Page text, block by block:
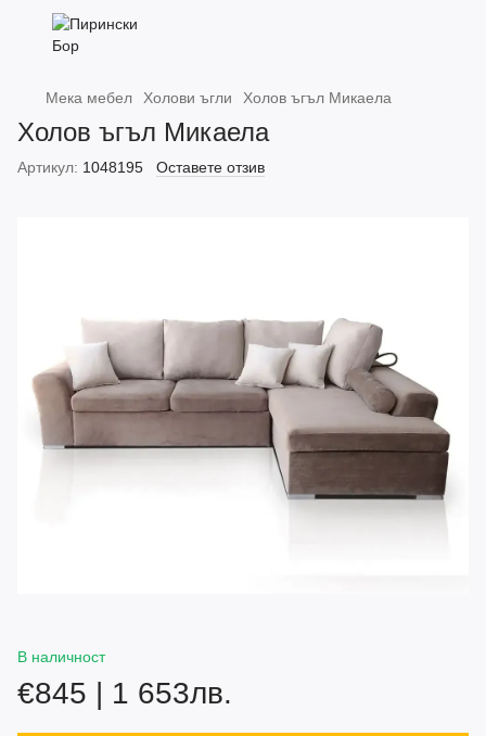
Мека мебел Холови ъгли Холов ъгъл Микаела
Холов ъгъл Микаела
Артикул: 1048195 Оставете отзив
В наличност
€845 | 1 653лв.